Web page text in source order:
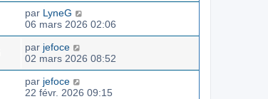
par LyneG
06 mars 2026 02:06
par jefoce
02 mars 2026 08:52
par jefoce
22 févr. 2026 09:15